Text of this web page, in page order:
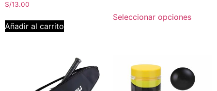
S/13.00
Añadir al carrito
Seleccionar opciones